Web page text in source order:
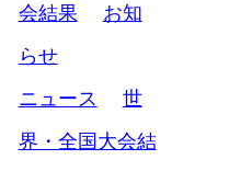
会結果
お知
らせ
ニュース
世
界・全国大会結